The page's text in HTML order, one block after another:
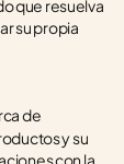
que resuelva
su propia
de
y su
con la